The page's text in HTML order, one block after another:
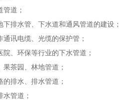
道；
排水管、下水道和通风管道的建设；
讯电缆、光缆的保护管；
、环保等行业的下水管道；
茶园、林地管道；
排水、排水管道；
管道；